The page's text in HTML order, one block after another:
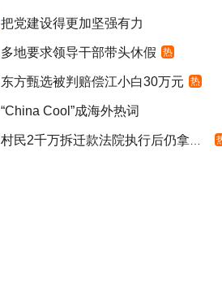
把党建设得更加坚强有力
多地要求领导干部带头休假 热
东方甄选被判赔偿江小白30万元 热
“China Cool”成海外热词
村民2千万拆迁款法院执行后仍拿不到